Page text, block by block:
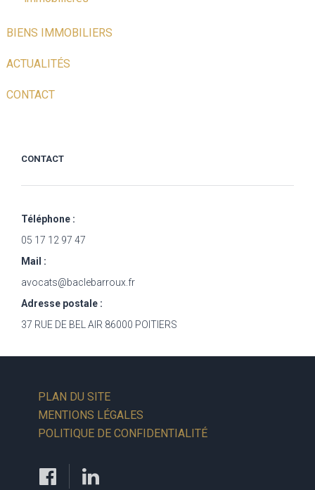
BIENS IMMOBILIERS
ACTUALITÉS
CONTACT
CONTACT
Téléphone :
05 17 12 97 47
Mail :
avocats@baclebarroux.fr
Adresse postale :
37 RUE DE BEL AIR 86000 POITIERS
PLAN DU SITE
MENTIONS LÉGALES
POLITIQUE DE CONFIDENTIALITÉ